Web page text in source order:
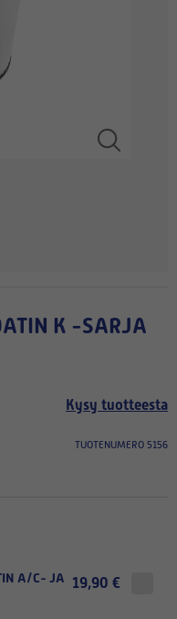
Kysy tuotteesta
TUOTENUMERO 5156
A/C- JA
19,90 €